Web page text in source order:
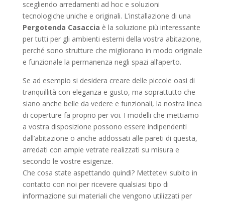
scegliendo arredamenti ad hoc e soluzioni
tecnologiche uniche e originali. L’installazione di una
Pergotenda Casaccia è la soluzione più interessante
per tutti per gli ambienti esterni della vostra abitazione,
perché sono strutture che migliorano in modo originale
e funzionale la permanenza negli spazi all’aperto.
Se ad esempio si desidera creare delle piccole oasi di
tranquillità con eleganza e gusto, ma soprattutto che
siano anche belle da vedere e funzionali, la nostra linea
di coperture fa proprio per voi. I modelli che mettiamo
a vostra disposizione possono essere indipendenti
dall’abitazione o anche addossati alle pareti di questa,
arredati con ampie vetrate realizzati su misura e
secondo le vostre esigenze.
Che cosa state aspettando quindi? Mettetevi subito in
contatto con noi per ricevere qualsiasi tipo di
informazione sui materiali che vengono utilizzati per